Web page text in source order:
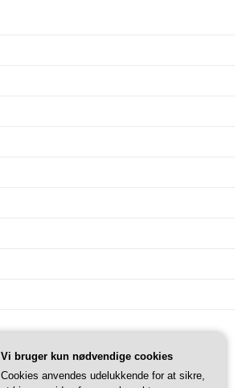
Vi bruger kun nødvendige cookies
Cookies anvendes udelukkende for at sikre,